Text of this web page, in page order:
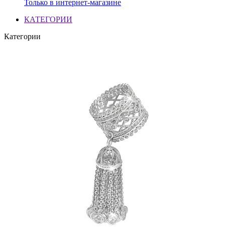
Только в интернет-магазине
КАТЕГОРИИ
Категории